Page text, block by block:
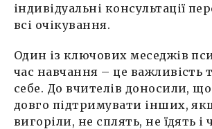
індивідуальні консультації
всі очікування.
Один із ключових меседжів
час навчання – це важливість
себе. До вчителів доносили,
довго підтримувати інших,
вигоріли, не сплять, не їдять і